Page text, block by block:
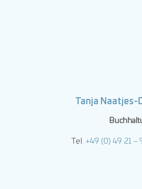
Tanja Naatjes-
Tel. +49 (0) 49 21 –